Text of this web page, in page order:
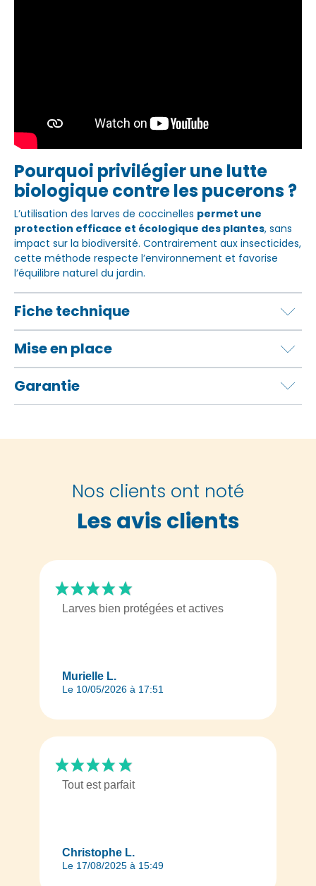
Pourquoi privilégier une lutte
biologique contre les pucerons ?
L’utilisation des larves de coccinelles permet une
protection efficace et écologique des plantes, sans
impact sur la biodiversité. Contrairement aux insecticides,
cette méthode respecte l’environnement et favorise
l’équilibre naturel du jardin.
Fiche technique
Mise en place
Garantie
Nos clients ont noté
Les avis clients
Murielle L.
Le 10/05/2026 à 17:51
Larves bien protégées et actives
Christophe L.
Le 17/08/2025 à 15:49
Tout est parfait